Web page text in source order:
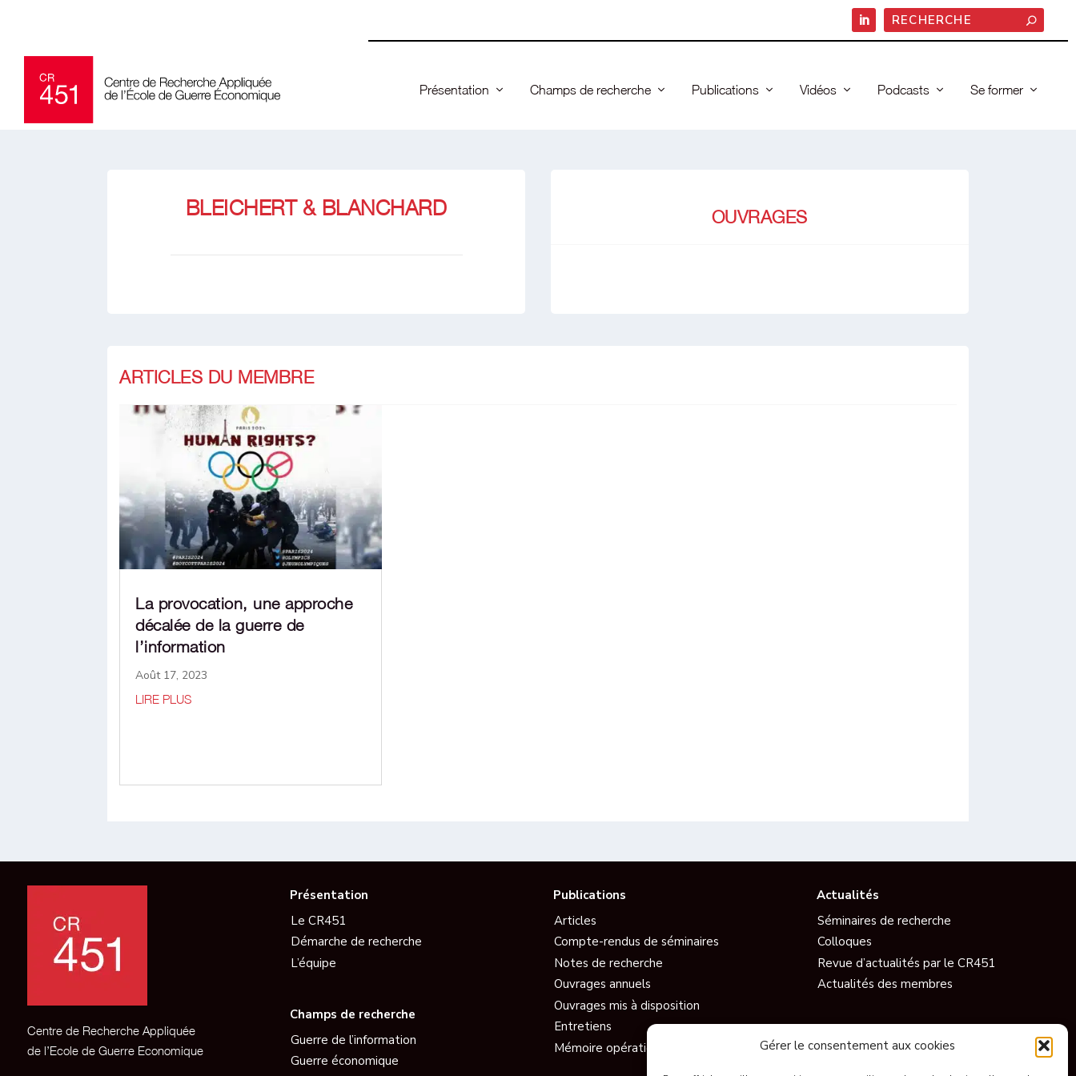
Gérer le consentement aux cookies
Présentation Champs de recherche Publications Vidéos Podcasts Se former
BLEICHERT & BLANCHARD OUVRAGES
ARTICLES DU MEMBRE
La provocation, une approche
décalée de la guerre de
l’information
Août 17, 2023
LIRE PLUS
Centre de Recherche Appliquée
de l’Ecole de Guerre Economique
Présentation
Le CR451
Démarche de recherche
L’équipe
Champs de recherche
Guerre de l’information
Guerre économique
Publications
Articles
Compte-rendus de séminaires
Notes de recherche
Ouvrages annuels
Ouvrages mis à disposition
Entretiens
Mémoire opérationnelle EGE
Actualités
Séminaires de recherche
Colloques
Revue d’actualités par le CR451
Actualités des membres